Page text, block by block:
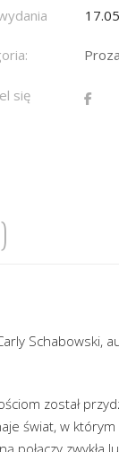
się
Schabowski,
został
świat, w którym
połączy zwykła